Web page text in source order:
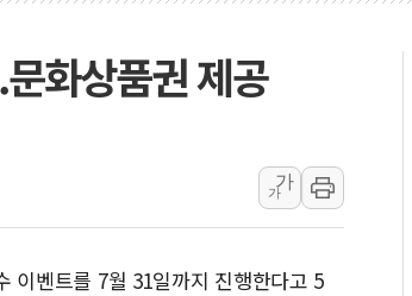
여수 오동도 인근 해상서 모
추미애, '위안부' 피해자 기림
인천서 말다툼 중 어머니 흉
'화합' 꺼낸 김민석에 '뻔뻔'
李대통령, ISA 개편 재검토
동해중부 전 해상 풍랑주의
화상품권 제공
가
가
이벤트를 7월 31일까지 진행한다고 5